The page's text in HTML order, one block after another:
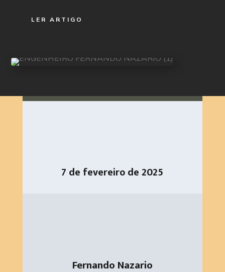
LER ARTIGO
7 de fevereiro de 2025
Fernando Nazario